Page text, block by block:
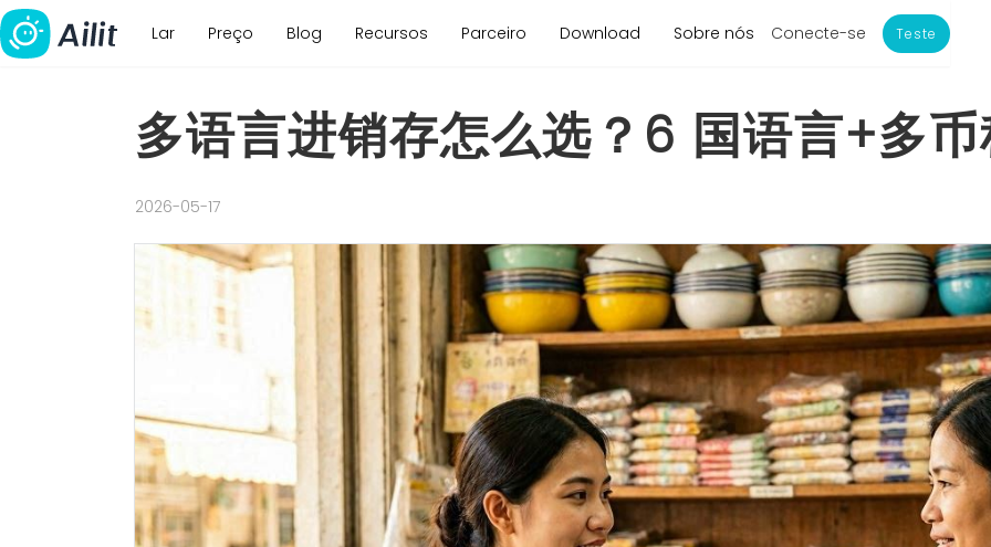
Lar Preço Blog Recursos Parceiro Download Sobre nós Conecte-se Teste
多语言进销存怎么选？6 国语言+多
2026-05-17